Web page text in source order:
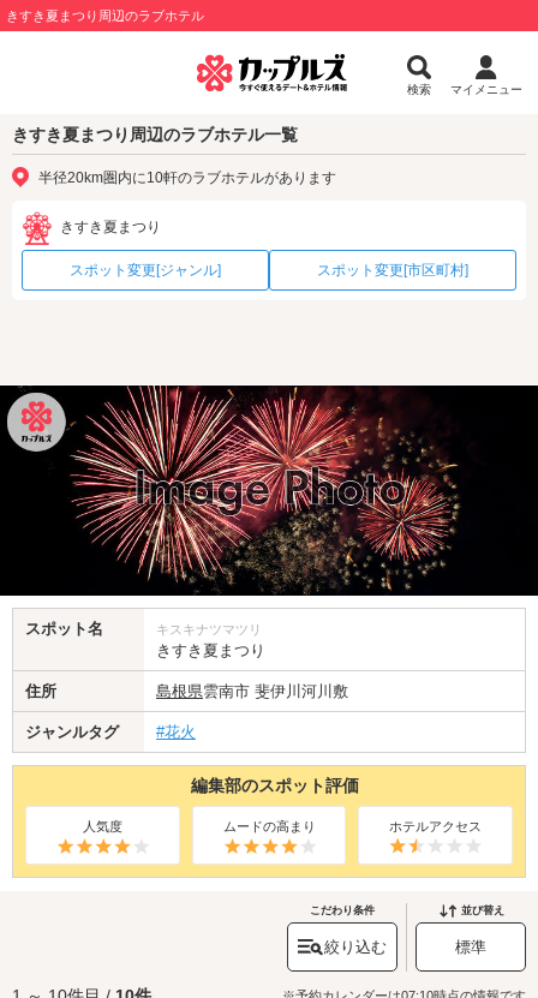
きすき夏まつり周辺のラブホテル
検索 マイメニュー
きすき夏まつり周辺のラブホテル一覧
半径20km圏内に10軒のラブホテルがあります
きすき夏まつり
スポット変更[ジャンル] スポット変更[市区町村]
スポット名 キスキナツマツリ
きすき夏まつり
住所 島根県雲南市 斐伊川河川敷
ジャンルタグ #花火
編集部のスポット評価
人気度 ムードの高まり ホテルアクセス
こだわり条件
絞り込む
並び替え
標準